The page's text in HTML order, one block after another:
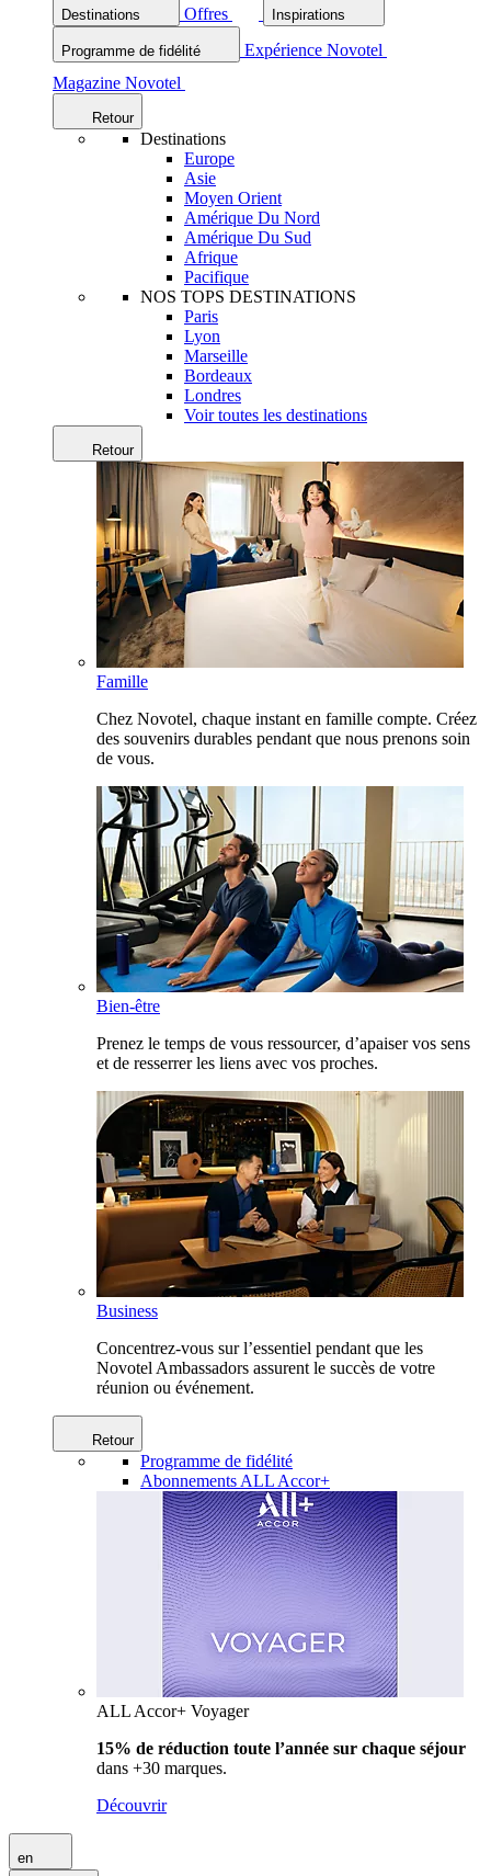
Destinations Offres Inspirations
Programme de fidélité
Expérience Novotel
Magazine Novotel
Retour
Destinations
Europe
Asie
Moyen Orient
Amérique Du Nord
Amérique Du Sud
Afrique
Pacifique
NOS TOPS DESTINATIONS
Paris
Lyon
Marseille
Bordeaux
Londres
Voir toutes les destinations
Retour
Famille
Chez Novotel, chaque instant en famille compte. Créez
des souvenirs durables pendant que nous prenons soin
de vous.
Bien-être
Prenez le temps de vous ressourcer, d’apaiser vos sens
et de resserrer les liens avec vos proches.
Business
Concentrez-vous sur l’essentiel pendant que les
Novotel Ambassadors assurent le succès de votre
réunion ou événement.
Retour
Programme de fidélité
Abonnements ALL Accor+
ALL Accor+ Voyager
15% de réduction toute l’année sur chaque séjour
dans +30 marques.
Découvrir
en